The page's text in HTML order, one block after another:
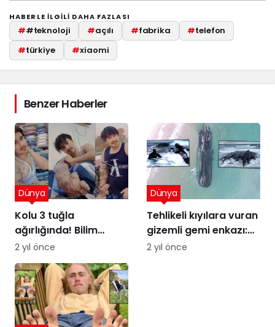
HABERLE ILGILI DAHA FAZLASI
##teknoloji #açılı #fabrika #telefon
#türkiye #xiaomi
Benzer Haberler
Kolu 3 tuğla
ağırlığında! Bilim
insanları şaşkın
Dünya
2 yıl önce
Tehlikeli kıyılara vuran
gizemli gemi enkazı:
Kumdaki Hayalet
Dünya
2 yıl önce